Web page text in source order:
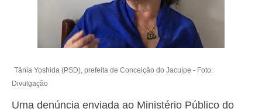
Tânia Yoshida (PSD), prefeita de Conceição do Jacuípe - Foto:
Divulgação
Uma denúncia enviada ao Ministério Público do